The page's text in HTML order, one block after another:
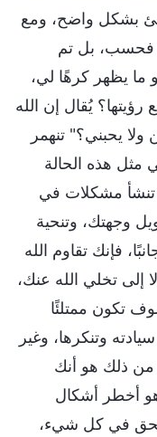
بشكل واضح، ومع
فحسب، بل تم
يظهر كرهًا لي،
يُقال إن الله
يحبني؟" تنهمر
مثل هذه الحالة
تنشأ مشكلات في
وجهتك، وتنحية
فإنك تقاوم الله
إلى تخلي الله عنك،
تكون ممتلئًا
وتنكرها، وغير
من ذلك هو أنك
هو أخطر أشكال
في كل شيء،